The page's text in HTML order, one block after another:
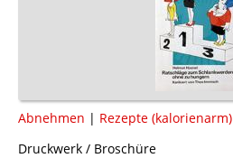
Abnehmen | Rezepte (kalorienarm)
Druckwerk / Broschüre